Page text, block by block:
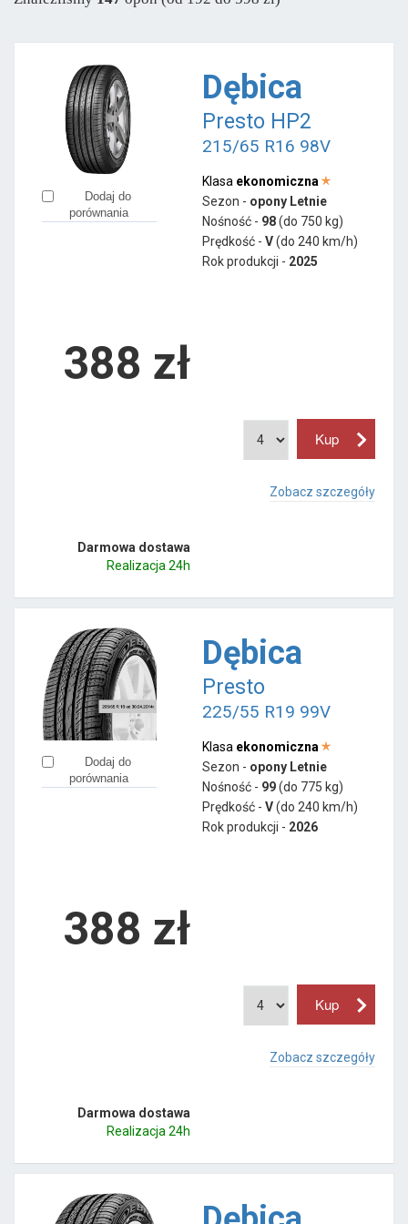
Semperit od 237 zł
Pozostałe marki
Accelera od 403 zł
Aplus od 165 zł
Apollo od 189 zł
Austone
Gislaved od 278 zł
Giti od 300 zł
Dodaj do
porównania
Dębica
Presto HP2
215/65 R16 98V
Klasa ekonomiczna
Sezon - opony Letnie
Nośność - 98(do 750 kg)
Prędkość - V(do 240 km/h)
Rok produkcji - 2025
388 zł
Zobacz szczegóły
Darmowa dostawa
Realizacja 24h
Dodaj do
porównania
Dębica
Presto
225/55 R19 99V
Klasa ekonomiczna
Sezon - opony Letnie
Nośność - 99(do 775 kg)
Prędkość - V(do 240 km/h)
Rok produkcji - 2026
388 zł
Zobacz szczegóły
Darmowa dostawa
Realizacja 24h